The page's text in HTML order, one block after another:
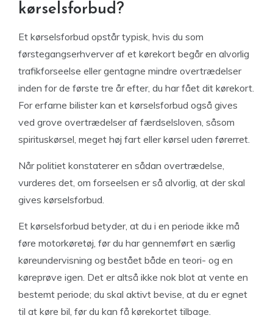
kørselsforbud?
Et kørselsforbud opstår typisk, hvis du som
førstegangserhverver af et kørekort begår en alvorlig
trafikforseelse eller gentagne mindre overtrædelser
inden for de første tre år efter, du har fået dit kørekort.
For erfarne bilister kan et kørselsforbud også gives
ved grove overtrædelser af færdselsloven, såsom
spirituskørsel, meget høj fart eller kørsel uden førerret.
Når politiet konstaterer en sådan overtrædelse,
vurderes det, om forseelsen er så alvorlig, at der skal
gives kørselsforbud.
Et kørselsforbud betyder, at du i en periode ikke må
føre motorkøretøj, før du har gennemført en særlig
køreundervisning og bestået både en teori- og en
køreprøve igen. Det er altså ikke nok blot at vente en
bestemt periode; du skal aktivt bevise, at du er egnet
til at køre bil, før du kan få kørekortet tilbage.